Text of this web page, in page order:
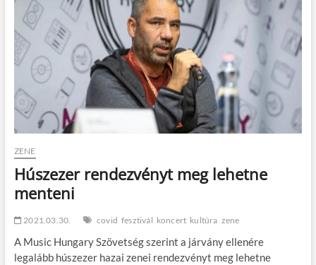
húsvéti
ünnepek
alatt
ZENE
Húszezer rendezvényt meg lehetne
menteni
2021.03.30. covid fesztivál koncert kultúra zene
A Music Hungary Szövetség szerint a járvány ellenére
legalább húszezer hazai zenei rendezvényt meg lehetne